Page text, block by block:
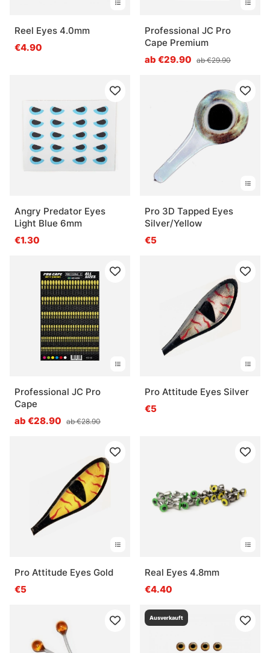
Reel Eyes 4.0mm
€4.90
Professional JC Pro
Cape Premium
ab €29.90 ab €29.90
Angry Predator Eyes
Light Blue 6mm
€1.30
Pro 3D Tapped Eyes
Silver/Yellow
€5
Professional JC Pro
Cape
ab €28.90 ab €28.90
Pro Attitude Eyes Silver
€5
Pro Attitude Eyes Gold
€5
Real Eyes 4.8mm
€4.40
Ausverkauft